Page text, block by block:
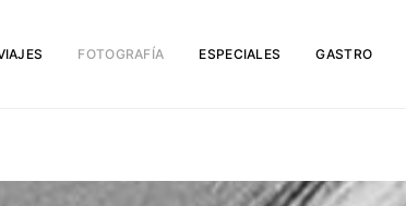
FOTOGRAFÍA ESPECIALES GASTRO